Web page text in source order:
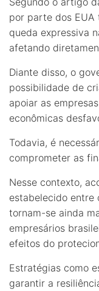
por parte dos
queda expressiva
afetando
Diante disso, o
possibilidade de
apoiar as
econômicas
Todavia, é
comprometer as
Nesse contexto,
estabelecido entre
tornam-se ainda
empresários
efeitos do
Estratégias como
garantir a